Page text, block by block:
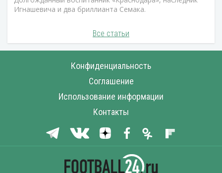
Игнашевича и два бриллианта Семака.
Все статьи
Конфиденциальность
Соглашение
Использование информации
Контакты